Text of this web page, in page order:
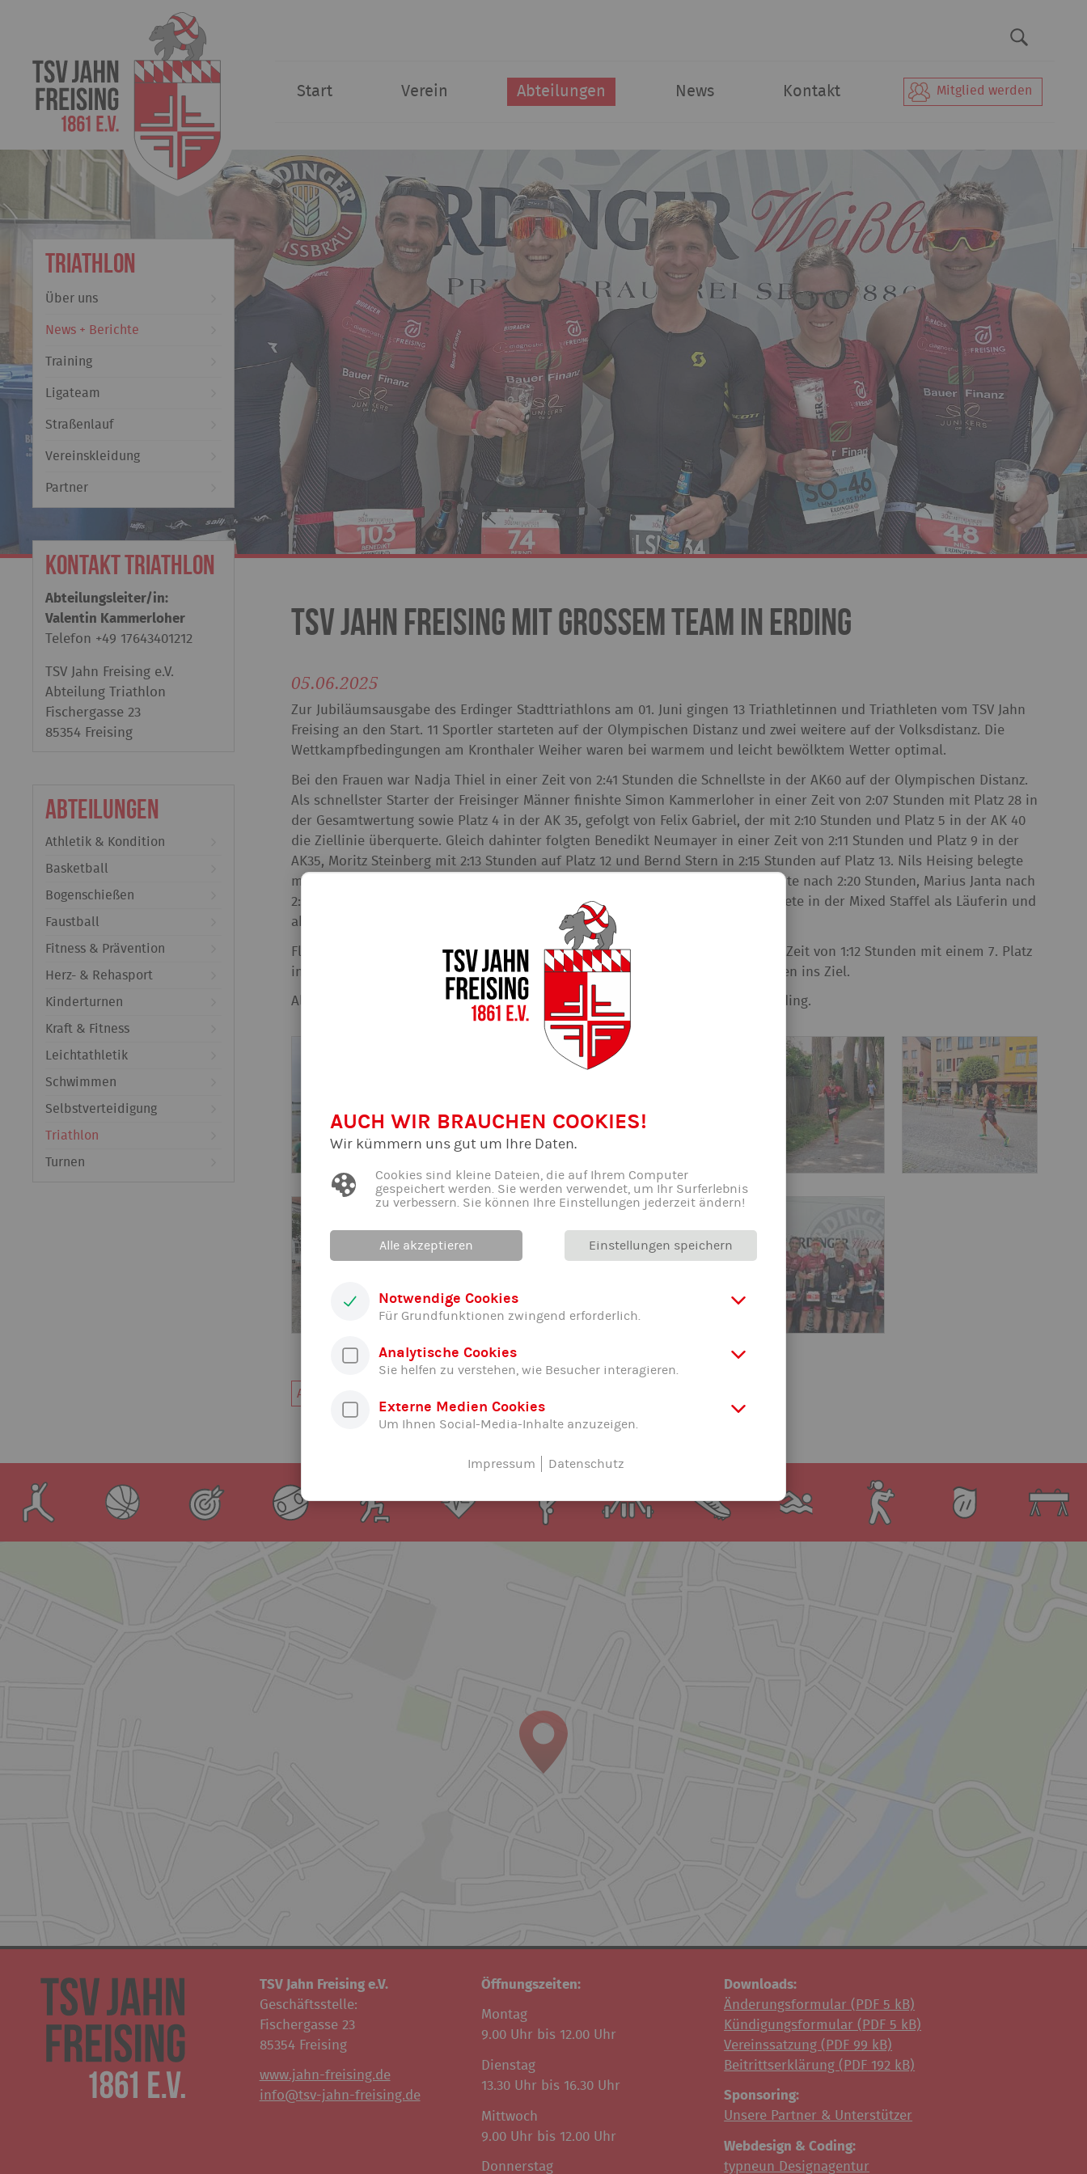
Start Verein Abteilungen News Kontakt Mitglied werden
Triathlon
Über uns
News + Berichte
Training
Ligateam
Straßenlauf
Vereinskleidung
Partner
Kontakt Triathlon
Abteilungsleiter/in:
Valentin Kammerloher
Telefon +49 17643401212
TSV Jahn Freising e.V.
Abteilung Triathlon
Fischergasse 23
85354 Freising
Abteilungen
Athletik & Kondition
Basketball
Bogenschießen
Faustball
Fitness & Prävention
Herz- & Rehasport
Kinderturnen
Kraft & Fitness
Leichtathletik
Schwimmen
Selbstverteidigung
Triathlon
Turnen
TSV Jahn Freising mit großem Team in Erding
05.06.2025
Zur Jubiläumsausgabe des Erdinger Stadttriathlons am 01. Juni gingen 13 Triathletinnen und Triathleten vom TSV Jahn
Freising an den Start. 11 Sportler starteten auf der Olympischen Distanz und zwei weitere auf der Volksdistanz. Die
Wettkampfbedingungen am Kronthaler Weiher waren bei warmem und leicht bewölktem Wetter optimal.
Bei den Frauen war Nadja Thiel in einer Zeit von 2:41 Stunden die Schnellste in der AK60 auf der Olympischen Distanz.
Als schnellster Starter der Freisinger Männer finishte Simon Kammerloher in einer Zeit von 2:07 Stunden mit Platz 28 in
der Gesamtwertung sowie Platz 4 in der AK 35, gefolgt von Felix Gabriel, der mit 2:10 Stunden und Platz 5 in der AK 40
die Ziellinie überquerte. Gleich dahinter folgten Benedikt Neumayer in einer Zeit von 2:11 Stunden und Platz 9 in der
AK35, Moritz Steinberg mit 2:13 Stunden auf Platz 12 und Bernd Stern in 2:15 Stunden auf Platz 13. Nils Heising belegte
mit einer Zeit von 2:16 Stunden Platz 10 in der AK40. Maximilian Schinko erreichte nach 2:20 Stunden, Marius Janta nach
2:23 Stunden und Patrick Schütz nach 2:27 Stunden das Ziel. Melanie Stern startete in der Mixed Staffel als Läuferin und
absolvierte die 10 km Strecke in 0:42 Minuten mit der sechst besten Laufzeit.
Florian Jäger startete für die Freisinger in der Volkdistanz und finishte in einer Zeit von 1:12 Stunden mit einem 7. Platz
in der AK 30. Beate Kopp kam als neunte der AK 55 in einer Zeit von 1:33 Stunden ins Ziel.
Alles in allem ein gelungener Wettkampftag für die Freisinger Triathleten in Erding.
Alle News der Abteilung ...
TSV Jahn Freising e.V.
Geschäftsstelle:
Fischergasse 23
85354 Freising
www.jahn-freising.de
info@tsv-jahn-freising.de
Öffnungszeiten:
Montag
9.00 Uhr bis 12.00 Uhr
Dienstag
13.30 Uhr bis 16.30 Uhr
Mittwoch
9.00 Uhr bis 12.00 Uhr
Donnerstag
Downloads:
Änderungsformular ( PDF 5 kB)
Kündigungsformular ( PDF 5 kB)
Vereinssatzung ( PDF 99 kB)
Beitrittserklärung ( PDF 192 kB)
Sponsoring:
Unsere Partner & Unterstützer
Webdesign & Coding:
typneun Designagentur
AUCH WIR BRAUCHEN COOKIES!
Wir kümmern uns gut um Ihre Daten.
Cookies sind kleine Dateien, die auf Ihrem Computer
gespeichert werden. Sie werden verwendet, um Ihr Surferlebnis
zu verbessern. Sie können Ihre Einstellungen jederzeit ändern!
Alle akzeptieren Einstellungen speichern
Notwendige Cookies
Für Grundfunktionen zwingend erforderlich.
Analytische Cookies
Sie helfen zu verstehen, wie Besucher interagieren.
Externe Medien Cookies
Um Ihnen Social-Media-Inhalte anzuzeigen.
Impressum Datenschutz